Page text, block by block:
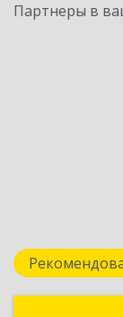
Партнеры в